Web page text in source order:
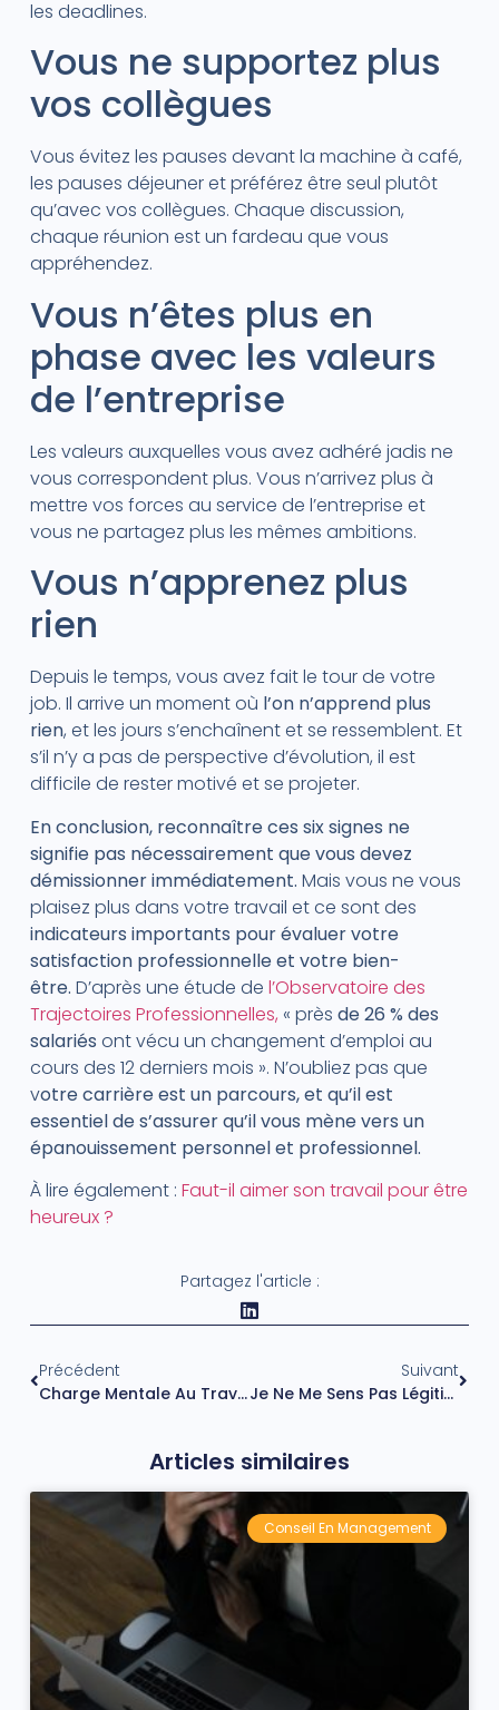
les deadlines.
Vous ne supportez plus
vos collègues
Vous évitez les pauses devant la machine à café,
les pauses déjeuner et préférez être seul plutôt
qu’avec vos collègues. Chaque discussion,
chaque réunion est un fardeau que vous
appréhendez.
Vous n’êtes plus en
phase avec les valeurs
de l’entreprise
Les valeurs auxquelles vous avez adhéré jadis ne
vous correspondent plus. Vous n’arrivez plus à
mettre vos forces au service de l’entreprise et
vous ne partagez plus les mêmes ambitions.
Vous n’apprenez plus
rien
Depuis le temps, vous avez fait le tour de votre
job. Il arrive un moment où l’on n’apprend plus
rien, et les jours s’enchaînent et se ressemblent. Et
s’il n’y a pas de perspective d’évolution, il est
difficile de rester motivé et se projeter.
En conclusion, reconnaître ces six signes ne
signifie pas nécessairement que vous devez
démissionner immédiatement. Mais vous ne vous
plaisez plus dans votre travail et ce sont des
indicateurs importants pour évaluer votre
satisfaction professionnelle et votre bien-
être. D’après une étude de l’Observatoire des
Trajectoires Professionnelles, « près de 26 % des
salariés ont vécu un changement d’emploi au
cours des 12 derniers mois ». N’oubliez pas que
votre carrière est un parcours, et qu’il est
essentiel de s’assurer qu’il vous mène vers un
épanouissement personnel et professionnel.
À lire également : Faut-il aimer son travail pour être
heureux ?
Partagez l'article :
Précédent
Charge Mentale Au Travail : Trois Conseils Pour L’atténuer
Suivant
Je Ne Me Sens Pas Légitime Au Travail : Comment Mettre Mes Compétences En Valeur ?
Articles similaires
Conseil En Management